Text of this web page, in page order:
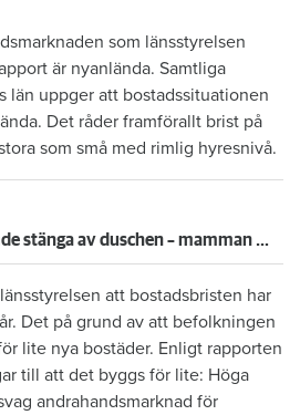
som länsstyrelsen
är nyanlända. Samtliga
län uppger att bostadssituationen
Det råder framförallt brist på
som små med rimlig hyresnivå.
Barn glömde stänga av duschen – mamman måste betala 300 000
att bostadsbristen har
Det på grund av att befolkningen
lite nya bostäder. Enligt rapporten
till att det byggs för lite: Höga
andrahandsmarknad för